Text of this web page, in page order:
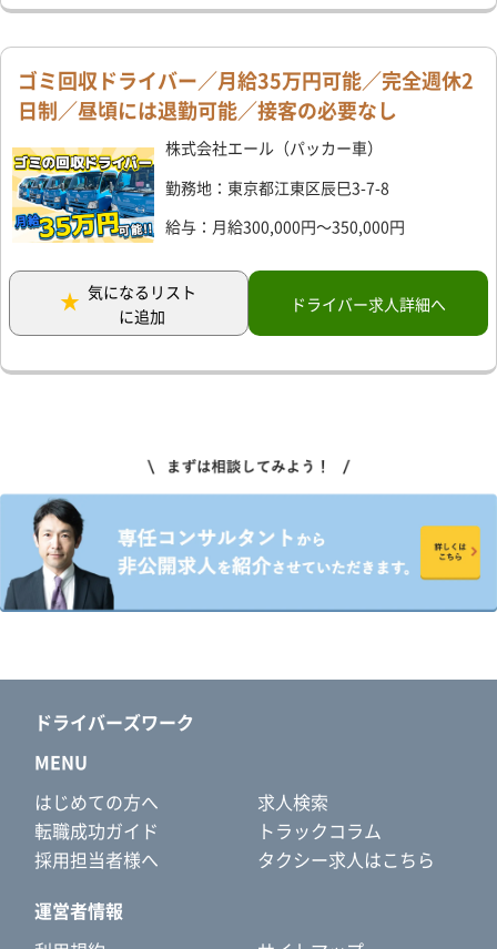
ゴミ回収ドライバー／月給35万円可能／完全週休2
日制／昼頃には退勤可能／接客の必要なし
株式会社エール（パッカー車）
勤務地：東京都江東区辰巳3-7-8
給与：月給300,000円～350,000円
気になるリスト
に追加
ドライバー求人詳細へ
ドライバーズワーク
MENU
はじめての方へ
求人検索
転職成功ガイド
トラックコラム
採用担当者様へ
タクシー求人はこちら
運営者情報